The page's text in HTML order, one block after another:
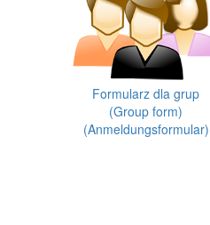
Formularz dla grup
(Group form)
(Anmeldungsformular)